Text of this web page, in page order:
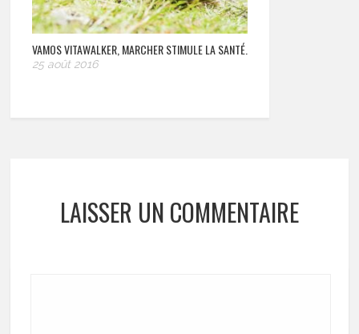
VAMOS VITAWALKER, MARCHER STIMULE LA SANTÉ.
25 août 2016
LAISSER UN COMMENTAIRE